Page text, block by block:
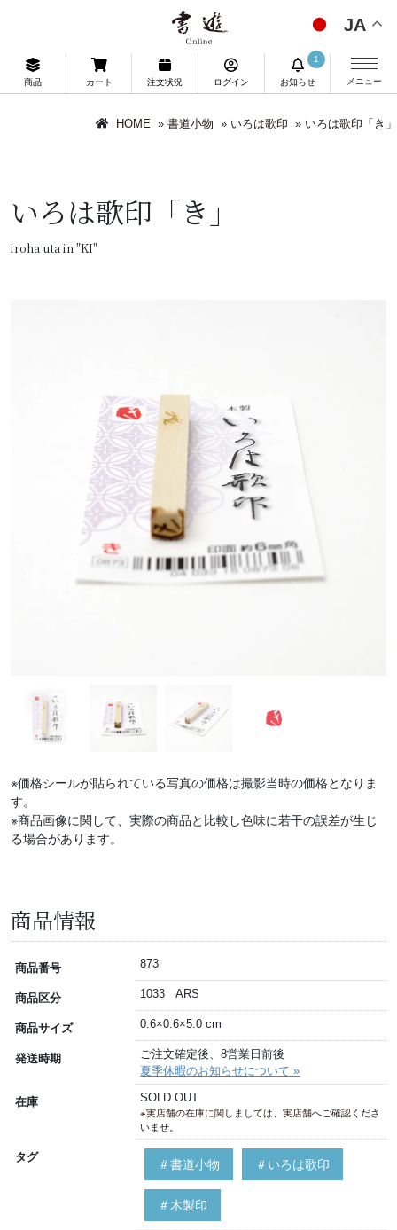
JA
商品 カート 注文状況 ログイン お知らせ
1
メニュー
HOME » 書道小物 » いろは歌印 » いろは歌印「き」
いろは歌印「き」
iroha uta in "KI"
※価格シールが貼られている写真の価格は撮影当時の価格となりま
す。
※商品画像に関して、実際の商品と比較し色味に若干の誤差が生じ
る場合があります。
商品情報
商品番号 873
商品区分 1033 ARS
商品サイズ 0.6×0.6×5.0 cm
発送時期
ご注文確定後、8営業日前後
夏季休暇のお知らせについて »
在庫 SOLD OUT
※実店舗の在庫に関しましては、実店舗へご確認くださ
いませ。
タグ
＃書道小物 ＃いろは歌印
＃木製印